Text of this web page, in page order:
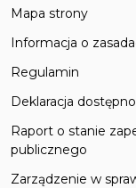
Mapa strony
Informacja o
Regulamin
Deklaracja
Raport o stanie
publicznego
Zarządzenie w